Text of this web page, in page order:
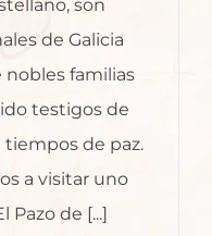
son
de Galicia
nobles familias
testigos de
tiempos de paz.
a visitar uno
Pazo de [...]